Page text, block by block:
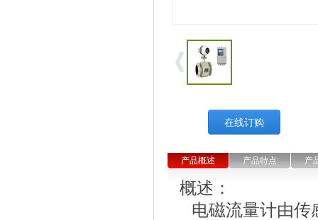
在线订购
产品概述 产品特点 产
概述：
电磁流量计由传